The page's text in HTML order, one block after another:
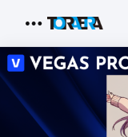
Menu